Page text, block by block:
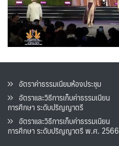
อัตราค่าธรรมเนียมห้องประชุม
อัตราและวิธีการเก็บค่าธรรมเนียน
การศึกษา ระดับปริญญาตรี
อัตราและวิธีการเก็บค่าธรรมเนียน
การศึกษา ระดับปริญญาตรี พ.ศ. 2566